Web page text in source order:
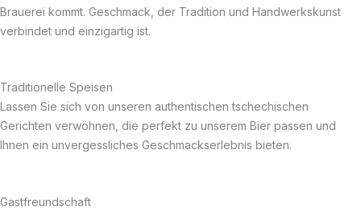
Brauerei kommt. Geschmack, der Tradition und Handwerkskunst
verbindet und einzigartig ist.
Traditionelle Speisen
Lassen Sie sich von unseren authentischen tschechischen
Gerichten verwöhnen, die perfekt zu unserem Bier passen und
Ihnen ein unvergessliches Geschmackserlebnis bieten.
Gastfreundschaft